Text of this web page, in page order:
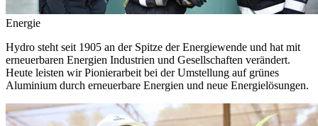
Energie
Hydro steht seit 1905 an der Spitze der Energiewende und hat mit
erneuerbaren Energien Industrien und Gesellschaften verändert.
Heute leisten wir Pionierarbeit bei der Umstellung auf grünes
Aluminium durch erneuerbare Energien und neue Energielösungen.